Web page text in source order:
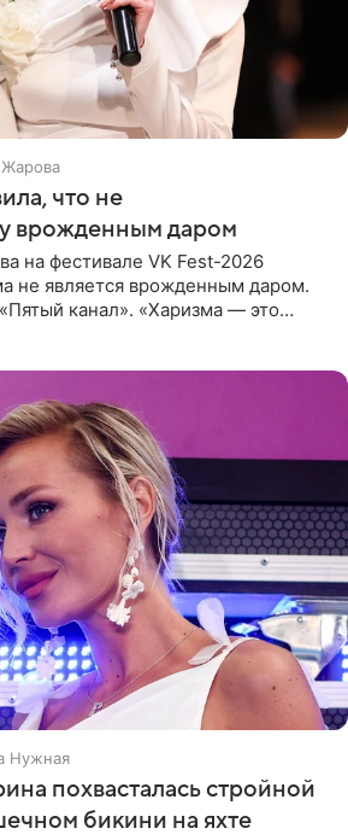
что не
врожденным даром
на фестивале VK Fest-2026
не является врожденным даром.
канал». «Харизма — это
Нужная
похвасталась стройной
бикини на яхте